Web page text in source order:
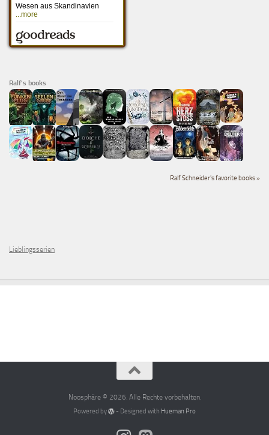
Ralf's books
Ralf Schneider's favorite books »
Lieblingsserien
Noosphäre © 2026. Alle Rechte vorbehalten.
Powered by - Designed with Hueman Pro